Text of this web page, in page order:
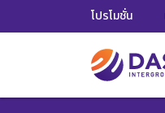
โปรโมชั่น